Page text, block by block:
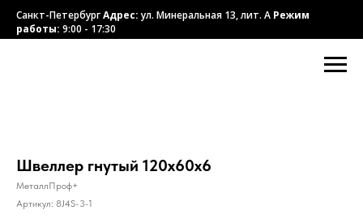
Санкт-ПетербургАдрес:ул. Минеральная 13, лит. А Режим
работы: 9:00 - 17:30
Швеллер гнутый 120x60x6
МеталлПроф+
Артикул: 8J4S-3-1